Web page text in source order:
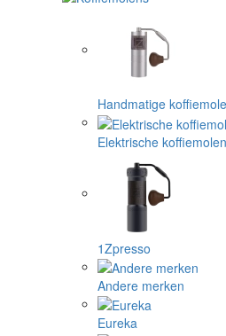
Handmatige
Elektrische
1Zpresso
Andere merken
Eureka